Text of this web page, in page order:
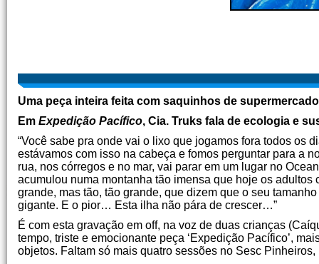
Uma peça inteira feita com saquinhos de supermercado
Em Expedição Pacífico, Cia. Truks fala de ecologia e
“Você sabe pra onde vai o lixo que jogamos fora todos
estávamos com isso na cabeça e fomos perguntar para a
rua, nos córregos e no mar, vai parar em um lugar no
acumulou numa montanha tão imensa que hoje os adultos
grande, mas tão, tão grande, que dizem que o seu
gigante. E o pior… Esta ilha não pára de crescer…”
É com esta gravação em off, na voz de duas crianças
tempo, triste e emocionante peça ‘Expedição Pacífico’,
objetos. Faltam só mais quatro sessões no Sesc